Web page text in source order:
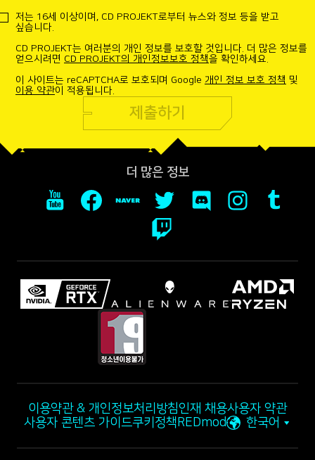
저는 16세 이상이며, CD PROJEKT로부터 뉴스와 정보 등을 받고
싶습니다.
CD PROJEKT는 여러분의 개인 정보를 보호할 것입니다. 더 많은 정보를
얻으시려면 CD PROJEKT의 개인정보보호 정책을 확인하세요.
이 사이트는 reCAPTCHA로 보호되며 Google 개인 정보 보호 정책 및
이용 약관이 적용됩니다.
제출하기
더 많은 정보
이용약관 & 개인정보처리방침인재 채용사용자 약관
사용자 콘텐츠 가이드쿠키정책 REDmod 한국어